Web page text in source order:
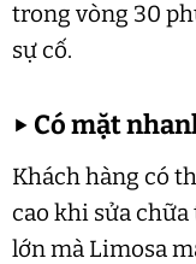
trong vòng 30
sự cố.
▶ Có mặt
Khách hàng có
cao khi sửa
lớn mà Limosa